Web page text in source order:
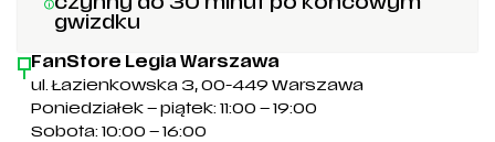
czynny do 30 minut po końcowym
gwizdku
FanStore Legia Warszawa
ul. Łazienkowska 3, 00-449 Warszawa
Poniedziałek – piątek: 11:00 – 19:00
Sobota: 10:00 – 16:00